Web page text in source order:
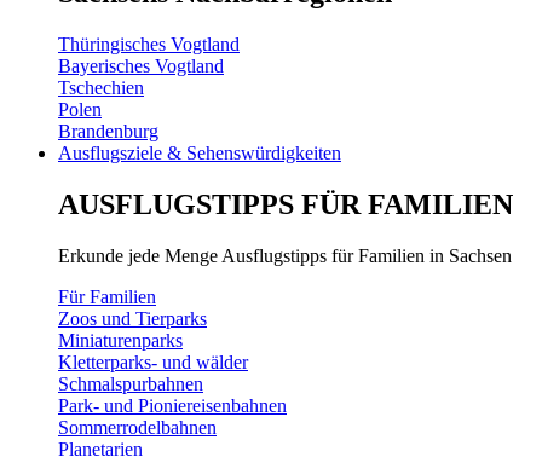
Thüringisches Vogtland
Bayerisches Vogtland
Tschechien
Polen
Brandenburg
Ausflugsziele & Sehenswürdigkeiten
AUSFLUGSTIPPS FÜR FAMILIEN
Erkunde jede Menge Ausflugstipps für Familien in Sachsen
Für Familien
Zoos und Tierparks
Miniaturenparks
Kletterparks- und wälder
Schmalspurbahnen
Park- und Pioniereisenbahnen
Sommerrodelbahnen
Planetarien